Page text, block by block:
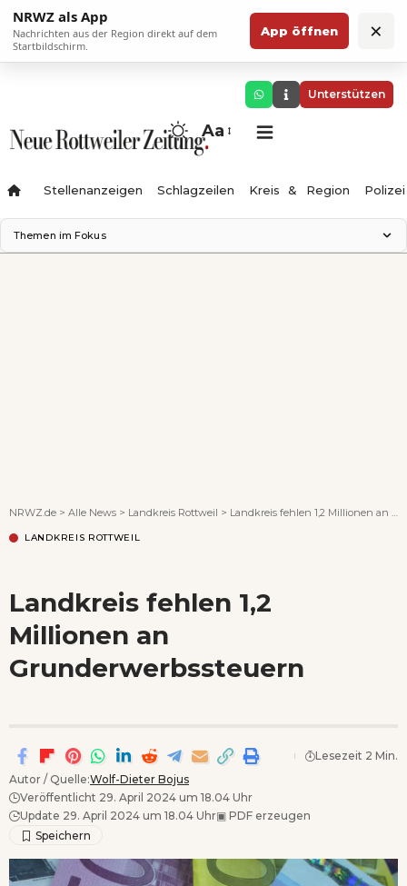
NRWZ als App
Nachrichten aus der Region direkt auf dem
Startbildschirm.
App öffnen ×
Unterstützen
Aa
Stellenanzeigen Schlagzeilen Kreis & Region Polizei
Themen im Fokus
NRWZ.de > Alle News > Landkreis Rottweil > Landkreis fehlen 1,2 Millionen an Grunderwerbssteuern
LANDKREIS ROTTWEIL
Landkreis fehlen 1,2
Millionen an
Grunderwerbssteuern
Autor / Quelle:Wolf-Dieter Bojus
Veröffentlicht 29. April 2024 um 18.04 Uhr
Update 29. April 2024 um 18.04 Uhr▣ PDF erzeugen
Lesezeit 2 Min.